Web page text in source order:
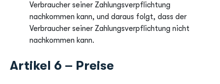
Verbraucher seiner Zahlungsverpflichtung
nachkommen kann, und daraus folgt, dass der
Verbraucher seiner Zahlungsverpflichtung nicht
nachkommen kann.
Artikel 6 – Preise